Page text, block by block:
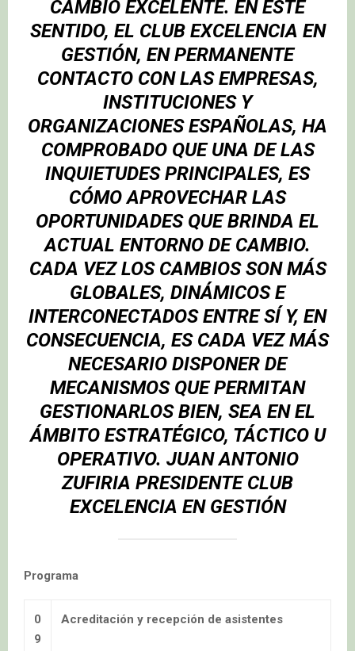
CAMBIO EXCELENTE. EN ESTE
SENTIDO, EL CLUB EXCELENCIA EN
GESTIÓN, EN PERMANENTE
CONTACTO CON LAS EMPRESAS,
INSTITUCIONES Y
ORGANIZACIONES ESPAÑOLAS, HA
COMPROBADO QUE UNA DE LAS
INQUIETUDES PRINCIPALES, ES
CÓMO APROVECHAR LAS
OPORTUNIDADES QUE BRINDA EL
ACTUAL ENTORNO DE CAMBIO.
CADA VEZ LOS CAMBIOS SON MÁS
GLOBALES, DINÁMICOS E
INTERCONECTADOS ENTRE SÍ Y, EN
CONSECUENCIA, ES CADA VEZ MÁS
NECESARIO DISPONER DE
MECANISMOS QUE PERMITAN
GESTIONARLOS BIEN, SEA EN EL
ÁMBITO ESTRATÉGICO, TÁCTICO U
OPERATIVO. JUAN ANTONIO
ZUFIRIA PRESIDENTE CLUB
EXCELENCIA EN GESTIÓN
Programa
0
9
Acreditación y recepción de asistentes